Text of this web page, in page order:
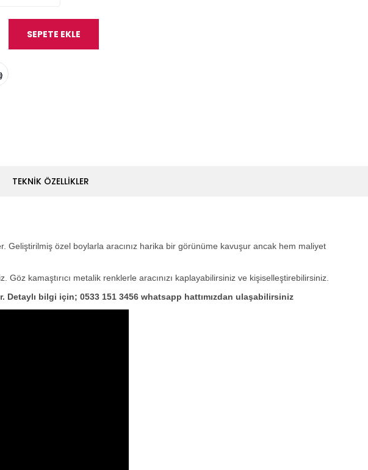
SEPETE EKLE
TEKNİK ÖZELLİKLER
özel boylarla aracınız harika bir görünüme kavuşur ancak hem maliyet
kamaştırıcı metalik renklerle aracınızı kaplayabilirsiniz ve kişiselleştirebilirsiniz.
bilgi için; 0533 151 3456 whatsapp hattımızdan ulaşabilirsiniz